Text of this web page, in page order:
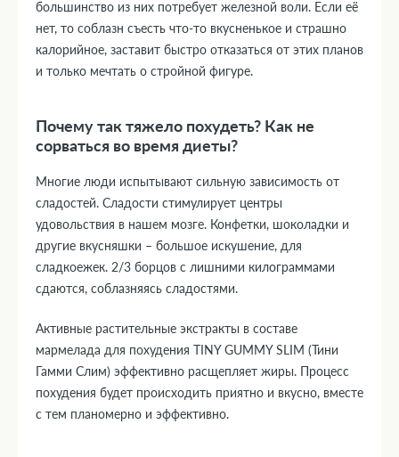
большинство из них потребует железной воли. Если её
нет, то соблазн съесть что-то вкусненькое и страшно
калорийное, заставит быстро отказаться от этих планов
и только мечтать о стройной фигуре.
Почему так тяжело похудеть? Как не
сорваться во время диеты?
Многие люди испытывают сильную зависимость от
сладостей. Сладости стимулирует центры
удовольствия в нашем мозге. Конфетки, шоколадки и
другие вкусняшки – большое искушение, для
сладкоежек. 2/3 борцов с лишними килограммами
сдаются, соблазняясь сладостями.
Активные растительные экстракты в составе
мармелада для похудения TINY GUMMY SLIM (Тини
Гамми Слим) эффективно расщепляет жиры. Процесс
похудения будет происходить приятно и вкусно, вместе
с тем планомерно и эффективно.